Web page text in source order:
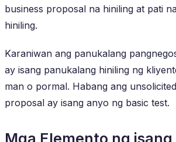
business proposal na hiniling at pati
hiniling.
Karaniwan ang panukalang
ay isang panukalang hiniling ng
man o pormal. Habang ang
proposal ay isang anyo ng basic test.
Mga Elemento ng